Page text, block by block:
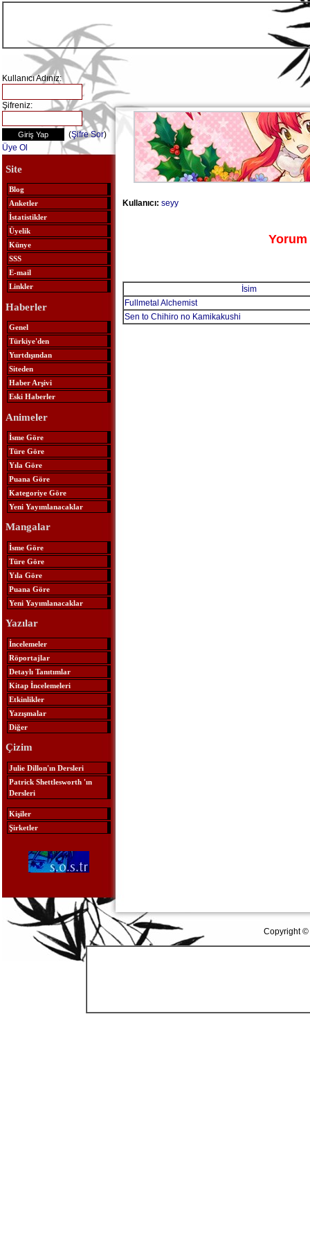
Kullanıcı Adınız:
Şifreniz:
(Şifre Sor)
Üye Ol
Site
Blog
Anketler
İstatistikler
Üyelik
Künye
SSS
E-mail
Linkler
Haberler
Genel
Türkiye'den
Yurtdışından
Siteden
Haber Arşivi
Eski Haberler
Animeler
İsme Göre
Türe Göre
Yıla Göre
Puana Göre
Kategoriye Göre
Yeni Yayımlanacaklar
Mangalar
İsme Göre
Türe Göre
Yıla Göre
Puana Göre
Yeni Yayımlanacaklar
Yazılar
İncelemeler
Röportajlar
Detaylı Tanıtımlar
Kitap İncelemeleri
Etkinlikler
Yazışmalar
Diğer
Çizim
Julie Dillon'ın Dersleri
Patrick Shettlesworth 'ın
Dersleri
Kişiler
Şirketler
Kullanıcı: seyy
Yorum
İsim
Fullmetal Alchemist
Sen to Chihiro no Kamikakushi
Copyright ©